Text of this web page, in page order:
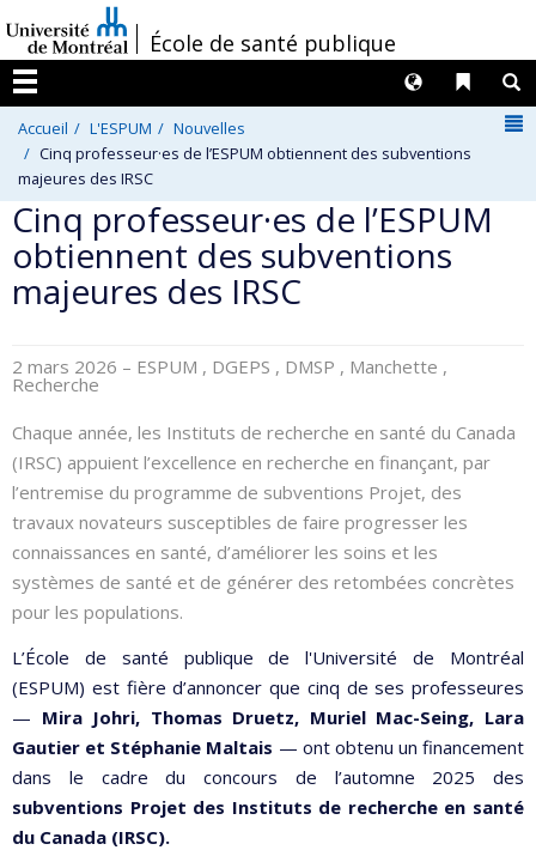
au
contenu
/École de santé publique
Menu
Liens
Langues
Accueil L'ESPUM
Nouvelles
Cinq professeur·es de l’ESPUM obtiennent des subventions
majeures des IRSC
Cinq professeur·es de l’ESPUM
obtiennent des subventions
majeures des IRSC
2 mars 2026 – ESPUM , DGEPS , DMSP , Manchette ,
Recherche
Chaque année, les Instituts de recherche en santé du Canada
(IRSC) appuient l’excellence en recherche en finançant, par
l’entremise du programme de subventions Projet, des
travaux novateurs susceptibles de faire progresser les
connaissances en santé, d’améliorer les soins et les
systèmes de santé et de générer des retombées concrètes
pour les populations.
L’École de santé publique de l'Université de Montréal
(ESPUM) est fière d’annoncer que cinq de ses professeures
— Mira Johri, Thomas Druetz, Muriel Mac-Seing, Lara
Gautier et Stéphanie Maltais — ont obtenu un financement
dans le cadre du concours de l’automne 2025 des
subventions Projet des Instituts de recherche en santé
du Canada (IRSC).